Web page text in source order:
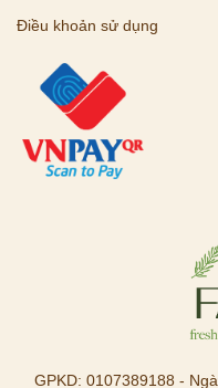
Điều khoản sử dụng
GPKD: 0107389188 -